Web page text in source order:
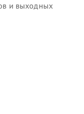
и выходных